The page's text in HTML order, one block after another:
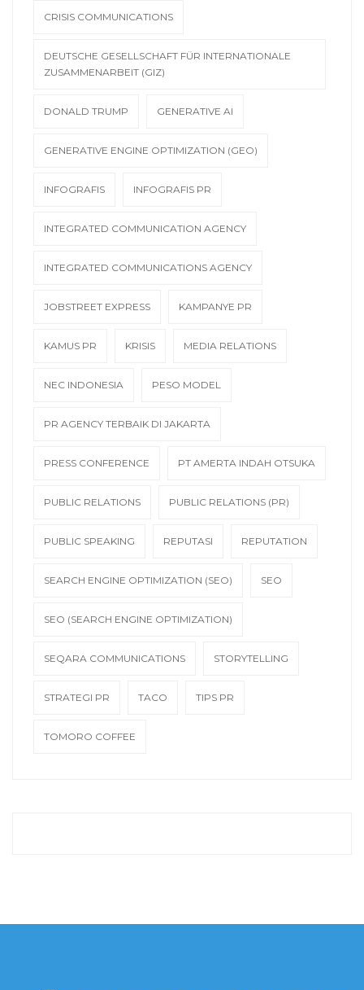
CRISIS COMMUNICATIONS
DEUTSCHE GESELLSCHAFT FÜR INTERNATIONALE
ZUSAMMENARBEIT (GIZ)
DONALD TRUMP GENERATIVE AI
GENERATIVE ENGINE OPTIMIZATION (GEO)
INFOGRAFIS INFOGRAFIS PR
INTEGRATED COMMUNICATION AGENCY
INTEGRATED COMMUNICATIONS AGENCY
JOBSTREET EXPRESS KAMPANYE PR
KAMUS PR KRISIS MEDIA RELATIONS
NEC INDONESIA PESO MODEL
PR AGENCY TERBAIK DI JAKARTA
PRESS CONFERENCE PT AMERTA INDAH OTSUKA
PUBLIC RELATIONS PUBLIC RELATIONS (PR)
PUBLIC SPEAKING REPUTASI REPUTATION
SEARCH ENGINE OPTIMIZATION (SEO) SEO
SEO (SEARCH ENGINE OPTIMIZATION)
SEQARA COMMUNICATIONS STORYTELLING
STRATEGI PR TACO TIPS PR
TOMORO COFFEE